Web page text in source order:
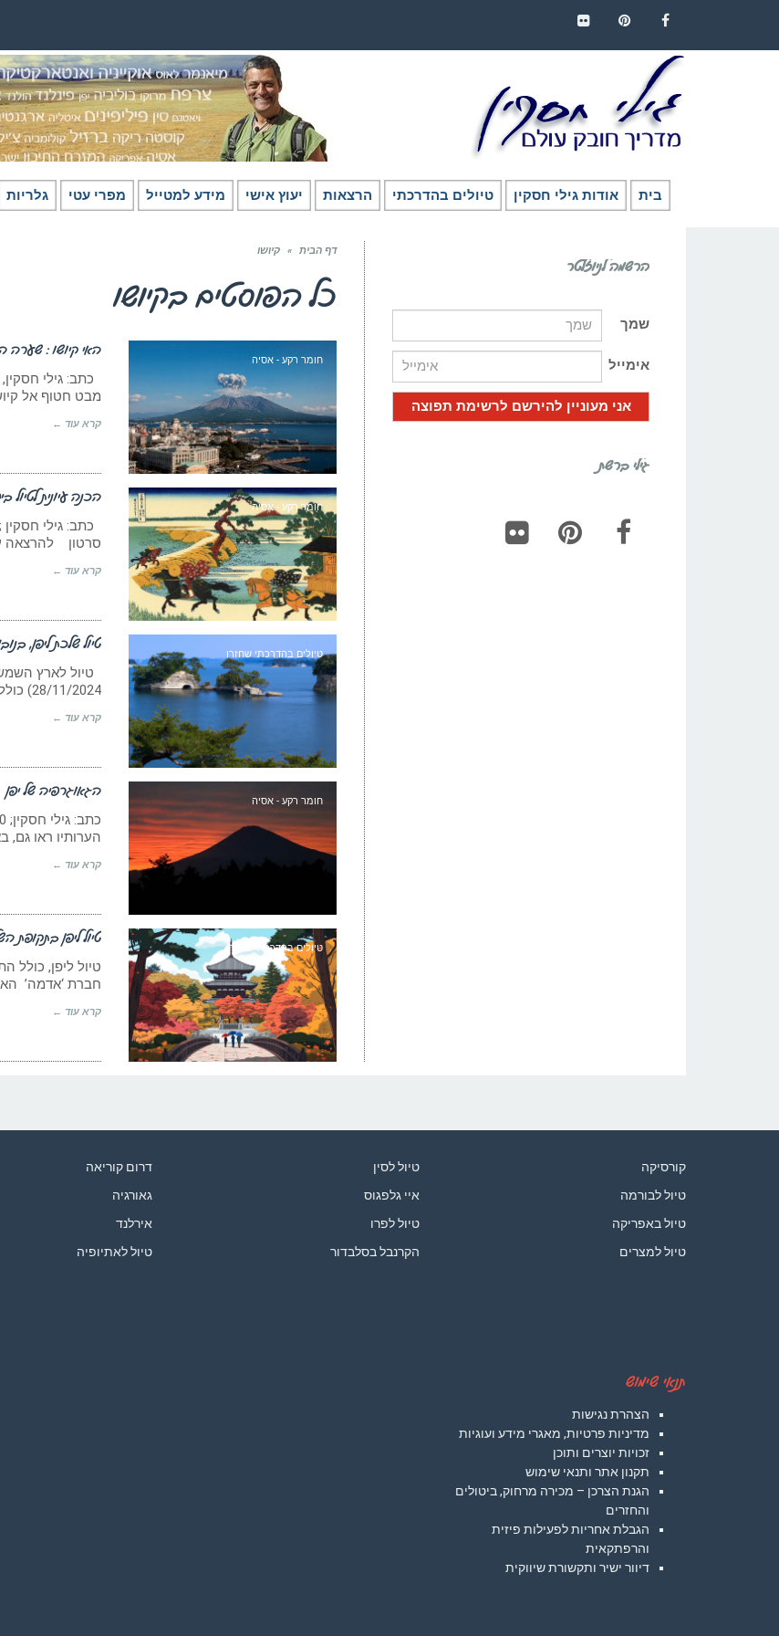
בית אודות גילי חסקין טיולים בהדרכתי הרצאות יעוץ אישי מידע למטייל מפרי עטי גלריות
דף הבית » קיושו
כל הפוסטים בקיושו
חומר רקע - אסיה
האי קיושו : שערה
מבט חטוף אל
קרא עוד ←
חומר רקע - אסיה
הכנה עיונית לטיול
סרטון להרצאה
קרא עוד ←
טיולים בהדרכתי שחזרו
טיול שלכת ליפן,
28/11/2024) כולל האי קיושו בהדרכת גילי חסקין, בביצוע
קרא עוד ←
חומר רקע - אסיה
הגאוגרפיה של יפן
הערותיו ראו גם,
קרא עוד ←
טיולים בהדרכתי שחזרו
טיול ליפן בתקופת
טיול ליפן, כולל
חברת ‘אדמה’
קרא עוד ←
הרשמה לניוזלטר
שמך
אימייל
גילי ברשת
קורסיקה
טיול לבורמה
טיול באפריקה
טיול למצרים
טיול לסין
איי גלפגוס
טיול לפרו
הקרנבל בסלבדור
דרום קוריאה
גאורגיה
אירלנד
טיול לאתיופיה
תנאי שימוש
הצהרת נגישות
מדיניות פרטיות, מאגרי מידע ועוגיות
זכויות יוצרים ותוכן
תקנון אתר ותנאי שימוש
הגנת הצרכן – מכירה מרחוק, ביטולים
והחזרים
הגבלת אחריות לפעילות פיזית
והרפתקאית
דיוור ישיר ותקשורת שיווקית